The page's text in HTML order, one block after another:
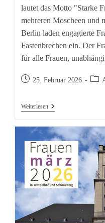
lautet das Motto "Starke
mehreren Moscheen und
Berlin laden engagierte
Fastenbrechen ein. Der
für alle Frauen,
Beitrag25. Februar 2026
WeiterlesenFraueniftar
März
2026